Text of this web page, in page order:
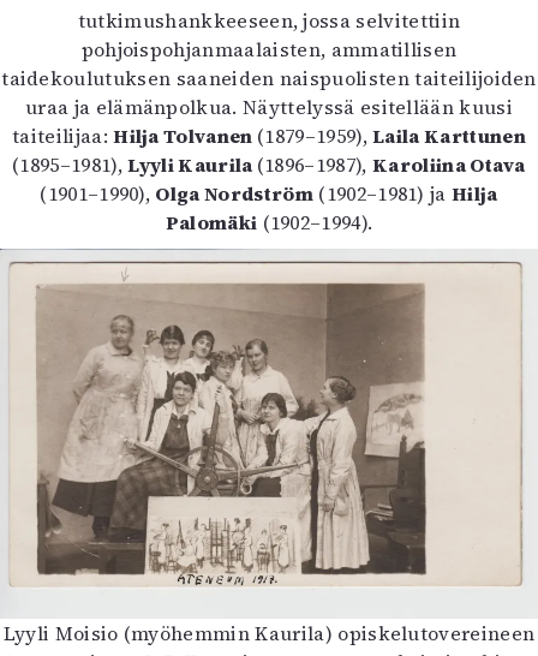
Lehdet
4/2026
2–3/2026
1/2026
6/2025
5/2025 saame
5/2025
Lehtiarkisto
Info
Tilaus ja irtonumerot
Yhteistyössä
Toimitus
Mediatiedot
Kaltio ry
tutkimushankkeeseen, jossa selvitettiin
pohjoispohjanmaalaisten, ammatillisen
taidekoulutuksen saaneiden naispuolisten taiteilijoiden
uraa ja elämänpolkua. Näyttelyssä esitellään kuusi
taiteilijaa:Hilja Tolvanen (1879–1959),Laila Karttunen
(1895–1981),Lyyli Kaurila (1896–1987), Karoliina Otava
(1901–1990), Olga Nordström(1902–1981) jaHilja
Palomäki (1902–1994).
Lyyli Moisio (myöhemmin Kaurila) opiskelutovereineen